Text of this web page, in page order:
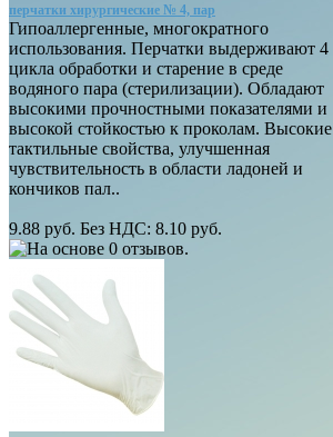
перчатки хирургические № 4, пар
Гипоаллергенные, многократного
использования. Перчатки выдерживают 4
цикла обработки и старение в среде
водяного пара (стерилизации). Обладают
высокими прочностными показателями и
высокой стойкостью к проколам. Высокие
тактильные свойства, улучшенная
чувствительность в области ладоней и
кончиков пал..
9.88 руб. Без НДС: 8.10 руб.